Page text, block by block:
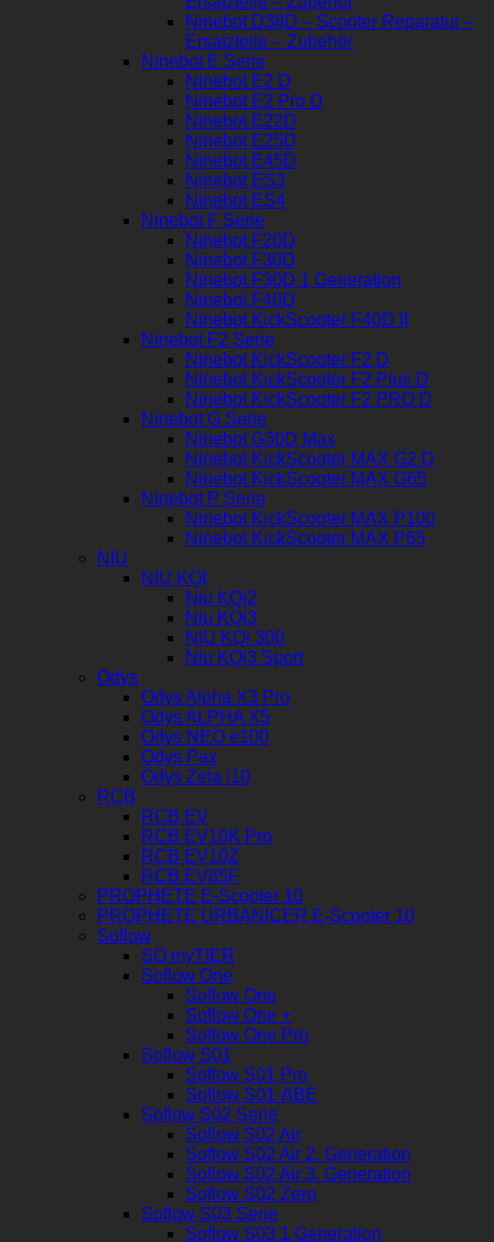
Ninebot D38D – Scooter Reparatur –
Ersatzteile – Zubehör
Ninebot E Serie
Ninebot E2 D
Ninebot E2 Pro D
Ninebot E22D
Ninebot E25D
Ninebot E45D
Ninebot ES3
Ninebot ES4
Ninebot F Serie
Ninebot F20D
Ninebot F30D
Ninebot F30D 1 Generation
Ninebot F40D
Ninebot KickScooter F40D II
Ninebot F2 Serie
Ninebot KickScooter F2 D
Ninebot KickScooter F2 Plus D
Ninebot KickScooter F2 PRO D
Ninebot G Serie
Ninebot G30D Max
Ninebot KickScooter MAX G2 D
Ninebot KickScooter MAX G65
Ninebot P Serie
Ninebot KickScooter MAX P100
Ninebot KickScooter MAX P65
NIU
NIU KQI
Niu KQi2
Niu KQi3
NIU KQi 300
Niu KQi3 Sport
Odys
Odys Alpha X3 Pro
Odys ALPHA X5
Odys NEO e100
Odys Pax
Odys Zeta i10
RCB
RCB EV
RCB EV10K Pro
RCB EV10Z
RCB EV85F
PROPHETE E-Scooter 10
PROPHETE URBANICER E-Scooter 10
Soflow
SO myTIER
Soflow One
Soflow One
Soflow One +
Soflow One Pro
Soflow S01
Soflow S01 Pro
Soflow S01-ABE
Soflow S02 Serie
Soflow S02 Air
Soflow S02 Air 2. Generation
Soflow S02 Air 3. Generation
Soflow S02 Zero
Soflow S03 Serie
Soflow S03 1 Generation